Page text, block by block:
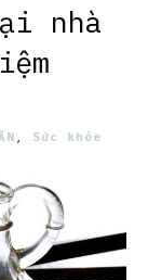
nhà
Sức khỏe